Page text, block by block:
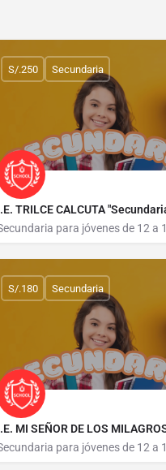
TRILCE CALCUTA
para jóvenes de 12 a
S/.250 Secundaria
MI SEÑOR DE LOS
para jóvenes de 12 a
S/.180 Secundaria